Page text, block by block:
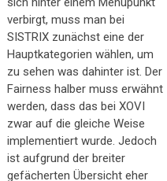
verbirgt, muss man bei
SISTRIX zunächst eine der
Hauptkategorien wählen, um
zu sehen was dahinter ist. Der
Fairness halber muss erwähnt
werden, dass das bei XOVI
zwar auf die gleiche Weise
implementiert wurde. Jedoch
ist aufgrund der breiter
gefächerten Übersicht eher